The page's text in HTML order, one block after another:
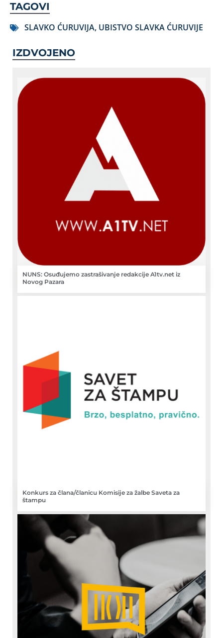
TAGOVI
SLAVKO ĆURUVIJA, UBISTVO SLAVKA ĆURUVIJE
IZDVOJENO
NUNS: Osuđujemo zastrašivanje redakcije A1tv.net iz
Novog Pazara
Konkurs za člana/članicu Komisije za žalbe Saveta za
štampu